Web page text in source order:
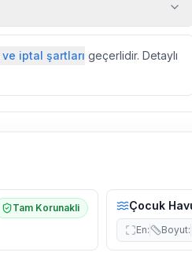
çevrede kelebek, böcek, sinek
dönemsel olarak altyapı
iptal şartları geçerlidir. Detaylı
Tam Korunakli
Çocuk
En: Boyut: